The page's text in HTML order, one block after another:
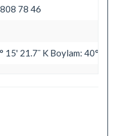
78 46
15' 21.7¨ K Boylam: 40° 39'